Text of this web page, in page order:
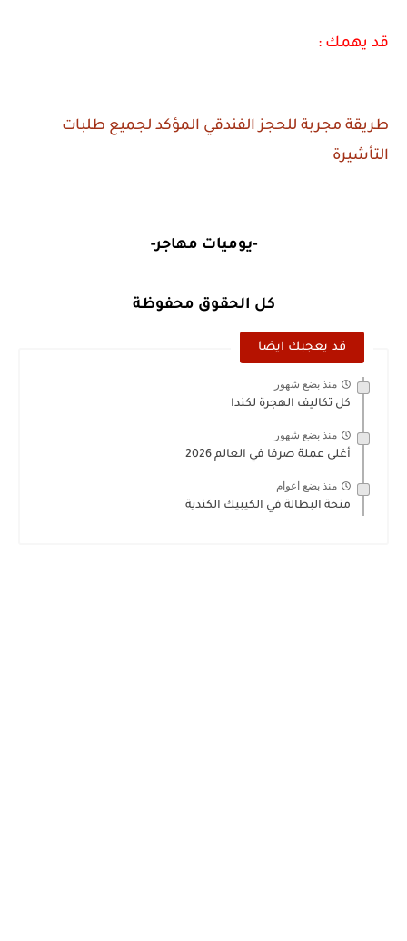
قد يهمك :
طريقة مجربة للحجز الفندقي المؤكد لجميع طلبات
التأشيرة
-يوميات مهاجر-
كل الحقوق محفوظة
قد يعجبك ايضا
منذ بضع شهور
كل تكاليف الهجرة لكندا
منذ بضع شهور
أغلى عملة صرفا في العالم 2026
منذ بضع اعوام
منحة البطالة في الكيبيك الكندية